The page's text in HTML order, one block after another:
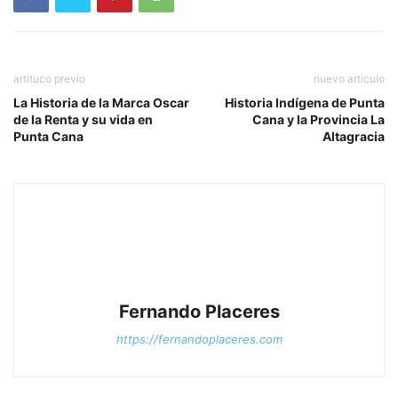
artituco previo
La Historia de la Marca Oscar
de la Renta y su vida en
Punta Cana
nuevo articulo
Historia Indígena de Punta
Cana y la Provincia La
Altagracia
Fernando Placeres
https://fernandoplaceres.com